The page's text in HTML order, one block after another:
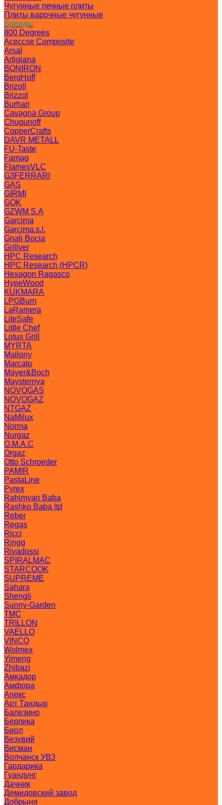
Чугунные печные плиты
Плиты варочные чугунные
Бренды
800 Degrees
Aceccse Composite
Arsal
Artigiana
BONIRON
BergHoff
Brizoll
Brizzol
Burhan
Cavagna Group
Chugunoff
CopperCrafts
DAVR METALL
FU-Taste
Famag
FlamesVLC
G3FERRARI
GAS
GIRMI
GOK
GZWM S.A
Garcima
Garcima.s.l.
Gnali Bocia
Grillver
HPC Research
HPC Research (HPCR)
Hexagon Ragasco
HypeWood
KUKMARA
LPGBurn
LaRamera
LiteSafe
Little Chef
Lotus Grill
MYRTA
Mallony
Marcato
Mayer&Boch
Maysternya
NOVOGAS
NOVOGAZ
NTGAZ
NaMilux
Norma
Nurgaz
O.M.A.C
Orgaz
Otto Schroeder
PAMIR
PastaLine
Pyrex
Rahimyan Baba
Rashko Baba ltd
Reber
Regas
Ricci
Ringg
Rivadossi
SPIRALMAC
STARCOOK
SUPREME
Sahara
Shengli
Sunny-Garden
TMC
TRILLON
VAELLO
VINCO
Wolmex
Yimeng
Zhibazi
Амкадор
Амфора
Апекс
Арт Тандыр
Балезино
Берлика
Биол
Везувий
Висман
Волчанск УВЗ
Гардарика
Гуандунг
Дачник
Демидовский завод
Добрыня